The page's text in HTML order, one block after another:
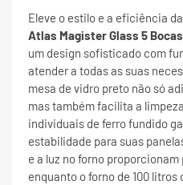
Eleve o estilo e a eficiência
Atlas Magister Glass 5
um design sofisticado com
atender a todas as suas
mesa de vidro preto não só
mas também facilita a
individuais de ferro fundido
estabilidade para suas
e a luz no forno
enquanto o forno de 100